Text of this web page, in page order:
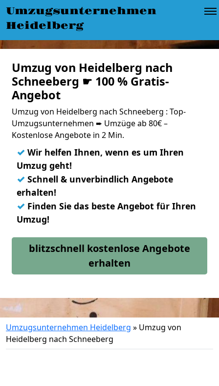
Umzugsunternehmen
Heidelberg
Umzug von Heidelberg nach
Schneeberg ☛ 100 % Gratis-
Angebot
Umzug von Heidelberg nach Schneeberg : Top-
Umzugsunternehmen ➨ Umzüge ab 80€ –
Kostenlose Angebote in 2 Min.
✓ Wir helfen Ihnen, wenn es um Ihren
Umzug geht!
✓ Schnell & unverbindlich Angebote
erhalten!
✓ Finden Sie das beste Angebot für Ihren
Umzug!
blitzschnell kostenlose Angebote
erhalten
Umzugsunternehmen Heidelberg » Umzug von
Heidelberg nach Schneeberg